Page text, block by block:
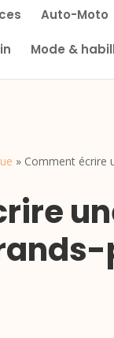
Auto-Moto
Mode &
» Comment écrire